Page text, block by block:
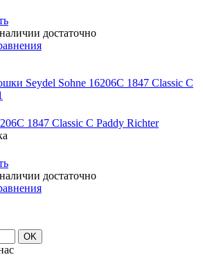
1847 Classic C Paddy Richter
OK